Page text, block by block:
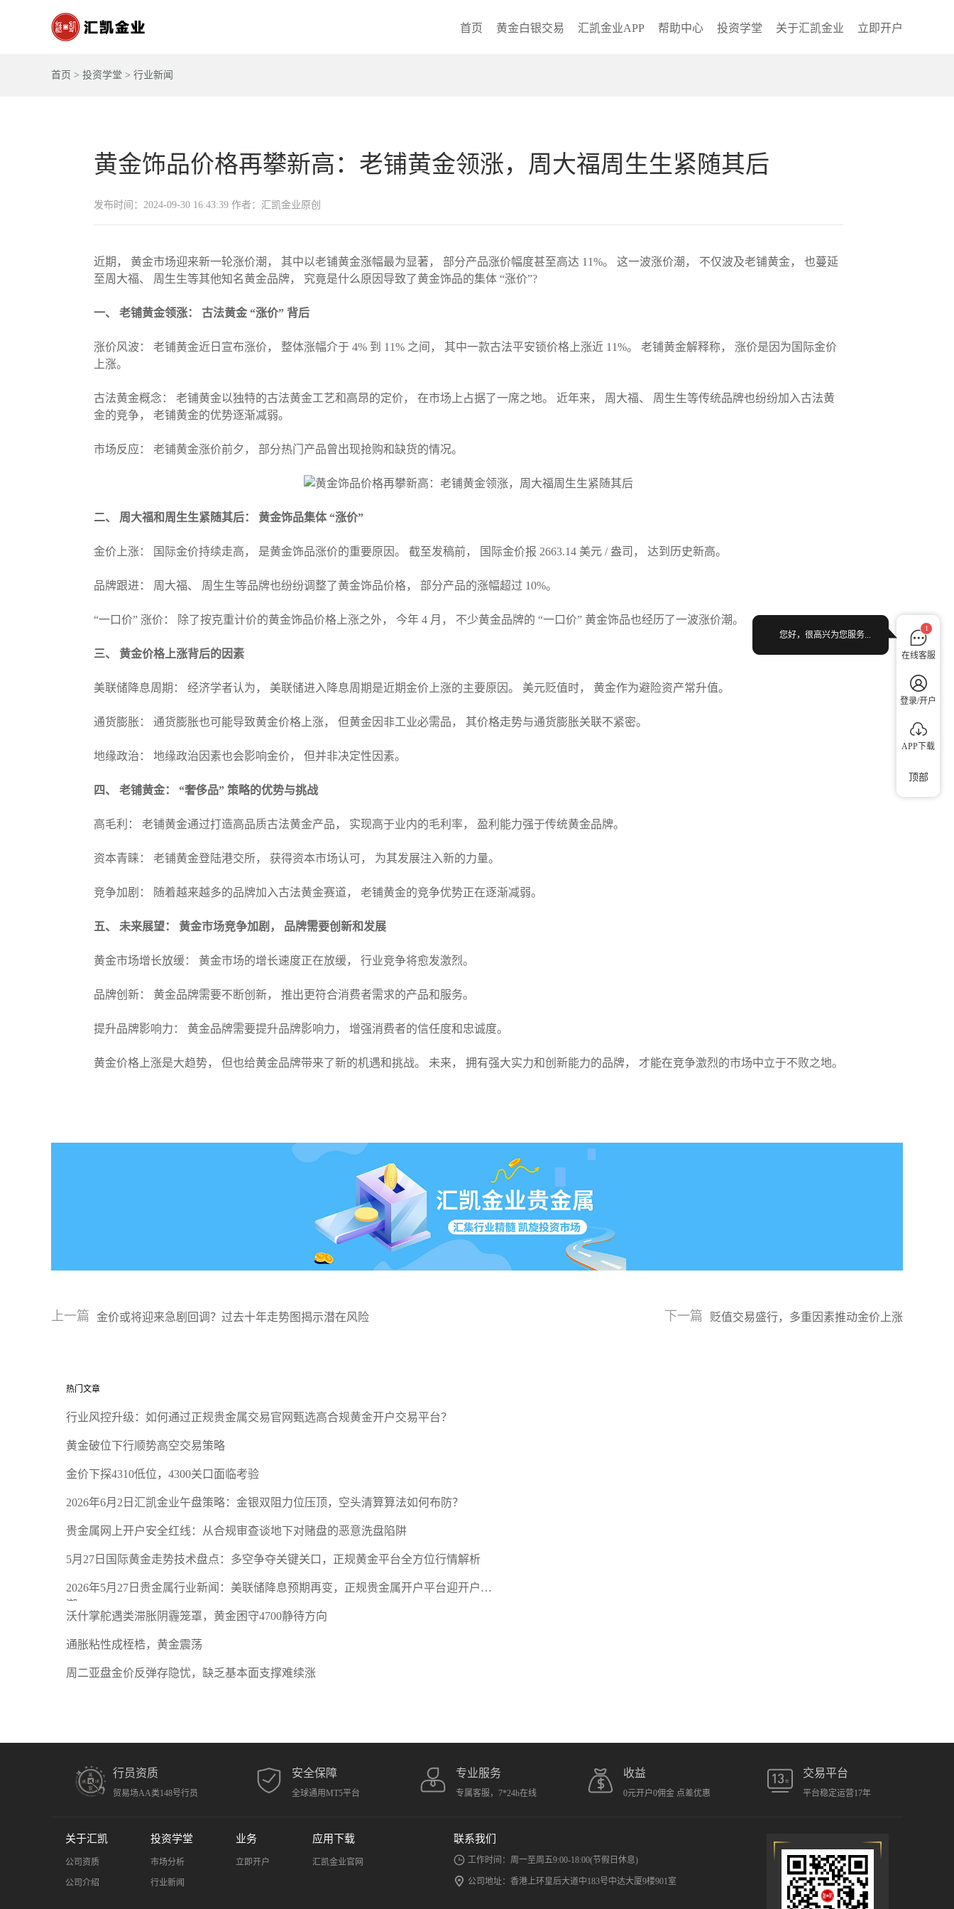
首页 黄金白银交易 汇凯金业APP 帮助中心 投资学堂 关于汇凯金业 立即开户
首页 > 投资学堂 > 行业新闻
黄金饰品价格再攀新高：老铺黄金领涨，周大福周生生紧随其后
发布时间：2024-09-30 16:43:39 作者：汇凯金业原创
近期， 黄金市场迎来新一轮涨价潮， 其中以老铺黄金涨幅最为显著， 部分产品涨价幅度甚至高达 11%。 这一波涨价潮， 不仅波及老铺黄金， 也蔓延
至周大福、 周生生等其他知名黄金品牌， 究竟是什么原因导致了黄金饰品的集体 “涨价”?
一、 老铺黄金领涨： 古法黄金 “涨价” 背后
涨价风波： 老铺黄金近日宣布涨价， 整体涨幅介于 4% 到 11% 之间， 其中一款古法平安锁价格上涨近 11%。 老铺黄金解释称， 涨价是因为国际金价
上涨。
古法黄金概念： 老铺黄金以独特的古法黄金工艺和高昂的定价， 在市场上占据了一席之地。 近年来， 周大福、 周生生等传统品牌也纷纷加入古法黄
金的竞争， 老铺黄金的优势逐渐减弱。
市场反应： 老铺黄金涨价前夕， 部分热门产品曾出现抢购和缺货的情况。
二、 周大福和周生生紧随其后： 黄金饰品集体 “涨价”
金价上涨： 国际金价持续走高， 是黄金饰品涨价的重要原因。 截至发稿前， 国际金价报 2663.14 美元 / 盎司， 达到历史新高。
品牌跟进： 周大福、 周生生等品牌也纷纷调整了黄金饰品价格， 部分产品的涨幅超过 10%。
“一口价” 涨价： 除了按克重计价的黄金饰品价格上涨之外， 今年 4 月， 不少黄金品牌的 “一口价” 黄金饰品也经历了一波涨价潮。
三、 黄金价格上涨背后的因素
美联储降息周期： 经济学者认为， 美联储进入降息周期是近期金价上涨的主要原因。 美元贬值时， 黄金作为避险资产常升值。
通货膨胀： 通货膨胀也可能导致黄金价格上涨， 但黄金因非工业必需品， 其价格走势与通货膨胀关联不紧密。
地缘政治： 地缘政治因素也会影响金价， 但并非决定性因素。
四、 老铺黄金： “奢侈品” 策略的优势与挑战
高毛利： 老铺黄金通过打造高品质古法黄金产品， 实现高于业内的毛利率， 盈利能力强于传统黄金品牌。
资本青睐： 老铺黄金登陆港交所， 获得资本市场认可， 为其发展注入新的力量。
竞争加剧： 随着越来越多的品牌加入古法黄金赛道， 老铺黄金的竞争优势正在逐渐减弱。
五、 未来展望： 黄金市场竞争加剧， 品牌需要创新和发展
黄金市场增长放缓： 黄金市场的增长速度正在放缓， 行业竞争将愈发激烈。
品牌创新： 黄金品牌需要不断创新， 推出更符合消费者需求的产品和服务。
提升品牌影响力： 黄金品牌需要提升品牌影响力， 增强消费者的信任度和忠诚度。
黄金价格上涨是大趋势， 但也给黄金品牌带来了新的机遇和挑战。 未来， 拥有强大实力和创新能力的品牌， 才能在竞争激烈的市场中立于不败之地。
上一篇 金价或将迎来急剧回调？过去十年走势图揭示潜在风险 下一篇 贬值交易盛行，多重因素推动金价上涨
热门文章
行业风控升级：如何通过正规贵金属交易官网甄选高合规黄金开户交易平台？
黄金破位下行顺势高空交易策略
金价下探4310低位，4300关口面临考验
2026年6月2日汇凯金业午盘策略：金银双阻力位压顶，空头清算算法如何布防？
贵金属网上开户安全红线：从合规审查谈地下对赌盘的恶意洗盘陷阱
5月27日国际黄金走势技术盘点：多空争夺关键关口，正规黄金平台全方位行情解析
2026年5月27日贵金属行业新闻：美联储降息预期再变，正规贵金属开户平台迎开户热
潮
沃什掌舵遇类滞胀阴霾笼罩，黄金困守4700静待方向
通胀粘性成桎梏，黄金震荡
周二亚盘金价反弹存隐忧，缺乏基本面支撑难续涨
行员资质
贸易场AA类148号行员
安全保障
全球通用MT5平台
专业服务
专属客服，7*24h在线
收益
0元开户0佣金 点差优惠
交易平台
平台稳定运营17年
关于汇凯
公司资质
公司介绍
投资学堂
市场分析
行业新闻
业务
立即开户
应用下载
汇凯金业官网
联系我们
工作时间：周一至周五9:00-18:00(节假日休息)
公司地址：香港上环皇后大道中183号中达大厦9楼901室
1
在线客服
登录/开户
APP下载
您好，很高兴为您服务...
顶部